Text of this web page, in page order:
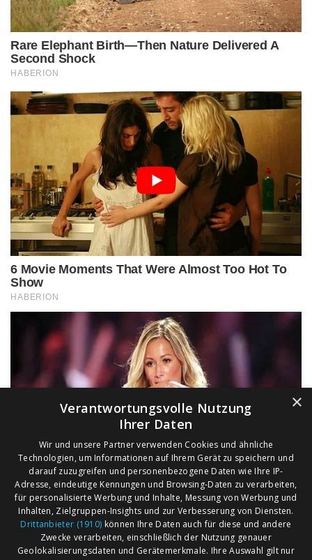
×
Verantwortungsvolle Nutzung
Ihrer Daten
Wir und unsere Partner verwenden Cookies und ähnliche
Technologien, um Informationen auf Ihrem Gerät zu speichern und
darauf zuzugreifen und personenbezogene Daten wie Ihre IP-
Adresse, eindeutige Kennungen und Browsing-Daten zu verarbeiten,
für personalisierte Werbung und Inhalte, Messung von Werbung und
Inhalten, Zielgruppen-Insights und zur Verbesserung von Diensten.
Drittanbieter (1910) können Ihre Daten auch für diese und andere
Zwecke verarbeiten, einschließlich der Nutzung genauer
Geolokalisierungsdaten und Gerätemerkmale. Ihre Auswahl gilt nur